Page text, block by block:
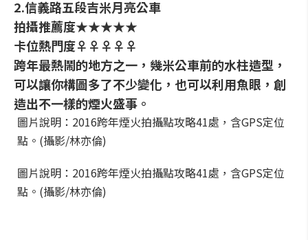
2.信義路五段吉米月亮公車
拍攝推薦度★★★★★
卡位熱門度♀♀♀♀♀
跨年最熱鬧的地方之一，幾米公車前的水柱造型，
可以讓你構圖多了不少變化，也可以利用魚眼，創
造出不一樣的煙火盛事。
圖片說明：2016跨年煙火拍攝點攻略41處，含GPS定位
點。(攝影/林亦倫)
圖片說明：2016跨年煙火拍攝點攻略41處，含GPS定位
點。(攝影/林亦倫)